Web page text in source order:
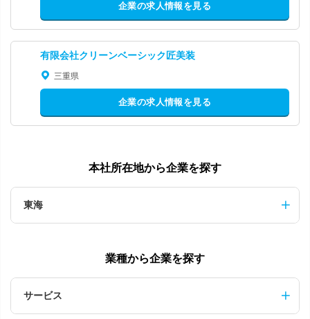
企業の求人情報を見る
有限会社クリーンベーシック匠美装
三重県
企業の求人情報を見る
本社所在地から企業を探す
東海
業種から企業を探す
サービス